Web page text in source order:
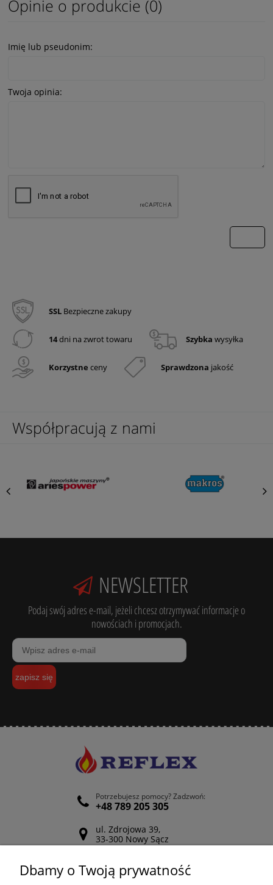
Opinie o produkcie (0)
Imię lub pseudonim:
Twoja opinia:
SSL Bezpieczne zakupy
14dni na zwrot towaru Szybka wysyłka
Korzystne ceny Sprawdzona jakość
Współpracują z nami
NEWSLETTER
Podaj swój adres e-mail, jeżeli chcesz otrzymywać informacje o
nowościach i promocjach.
zapisz się
Potrzebujesz pomocy? Zadzwoń:
+48 789 205 305
ul. Zdrojowa 39,
33-300 Nowy Sącz
Odwiedź nasz Facebook
Dbamy o Twoją prywatność